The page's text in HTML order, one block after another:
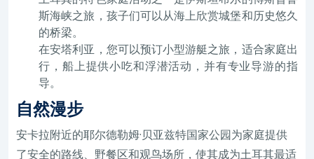
斯海峡之旅，孩子们可以从海上欣赏城堡和历史悠久
的桥梁。
在安塔利亚，您可以预订小型游艇之旅，适合家庭出
行，船上提供小吃和浮潜活动，并有专业导游的指
导。
自然漫步
安卡拉附近的耶尔德勒姆·贝亚兹特国家公园为家庭提供
了安全的路线、野餐区和观鸟场所，使其成为土耳其最适